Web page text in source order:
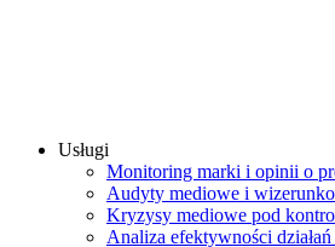
Usługi
Monitoring marki i opinii o
Audyty mediowe i
Kryzysy mediowe pod
Analiza efektywności